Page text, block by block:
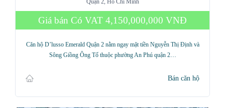
Quận 2, Hồ Chí Minh
Giá bán Có VAT 4,150,000,000 VNĐ
Căn hộ D’lusso Emerald Quận 2 nằm ngay mặt tiền Nguyễn Thị Định và
Sông Giồng Ông Tố thuộc phường An Phú quận 2…
Bán căn hộ